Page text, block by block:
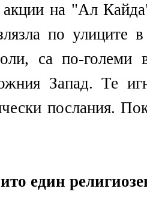
акции на "Ал
по улиците
са по-големи
Запад. Те
послания.
един